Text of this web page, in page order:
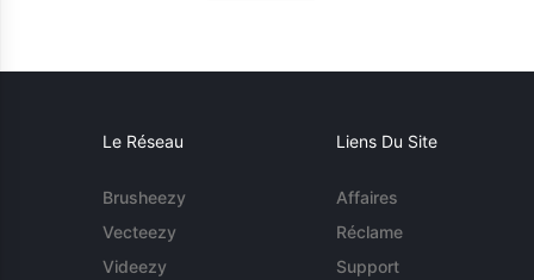
Le Réseau
Brusheezy
Vecteezy
Videezy
Liens Du Site
Affaires
Réclame
Support